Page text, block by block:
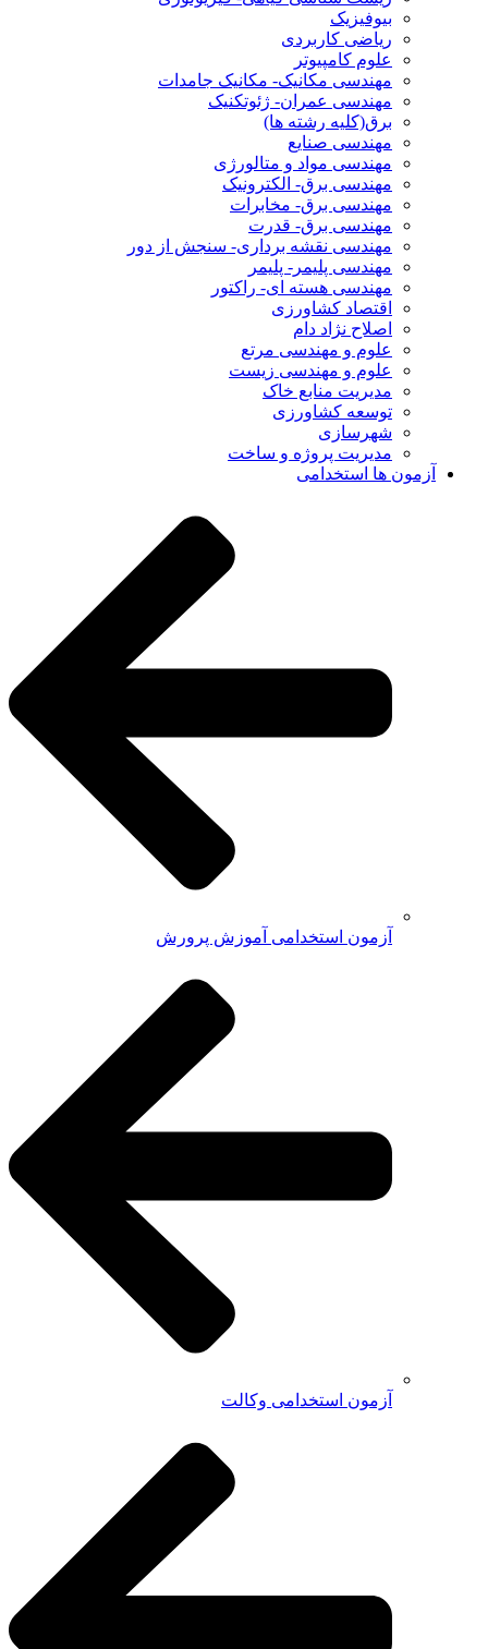
بیوفیزیک
ریاضی کاربردی
علوم کامپیوتر
مهندسی مکانیک- مکانیک جامدات
مهندسی عمران- ژئوتکنیک
برق(کلیه رشته ها)
مهندسی صنایع
مهندسی مواد و متالورژی
مهندسی برق- الکترونیک
مهندسی برق- مخابرات
مهندسی برق- قدرت
مهندسی نقشه برداری- سنجش از دور
مهندسی پلیمر- پلیمر
مهندسی هسته ای- راکتور
اقتصاد کشاورزی
اصلاح نژاد دام
علوم و مهندسی مرتع
علوم و مهندسی زیست
مدیریت منابع خاک
توسعه کشاورزی
شهرسازی
مدیریت پروژه و ساخت
آزمون ها استخدامی
آزمون استخدامی آموزش پرورش
آزمون استخدامی وکالت